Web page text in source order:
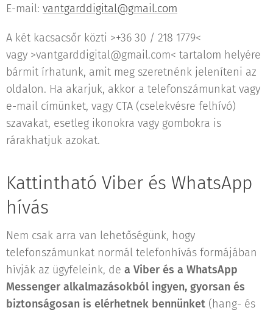
E-mail: vantgarddigital@gmail.com
A két kacsacsőr közti >+36 30 / 218 1779<
vagy >vantgarddigital@gmail.com< tartalom helyére
bármit írhatunk, amit meg szeretnénk jeleníteni az
oldalon. Ha akarjuk, akkor a telefonszámunkat vagy
e-mail címünket, vagy CTA (cselekvésre felhívó)
szavakat, esetleg ikonokra vagy gombokra is
rárakhatjuk azokat.
Kattintható Viber és WhatsApp
hívás
Nem csak arra van lehetőségünk, hogy
telefonszámunkat normál telefonhívás formájában
hívják az ügyfeleink, de a Viber és a WhatsApp
Messenger alkalmazásokból ingyen, gyorsan és
biztonságosan is elérhetnek bennünket (hang- és